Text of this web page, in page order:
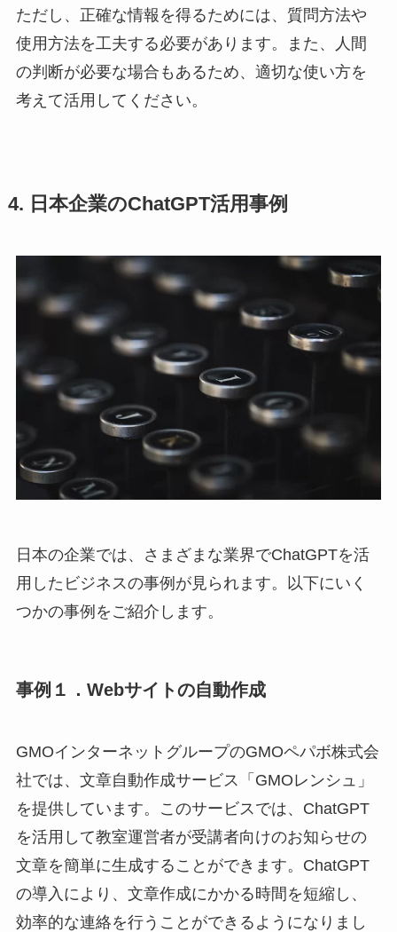
ただし、正確な情報を得るためには、質問方法や
使用方法を工夫する必要があります。また、人間
の判断が必要な場合もあるため、適切な使い方を
考えて活用してください。
4. 日本企業のChatGPT活用事例
日本の企業では、さまざまな業界でChatGPTを活
用したビジネスの事例が見られます。以下にいく
つかの事例をご紹介します。
事例１．Webサイトの自動作成
GMOインターネットグループのGMOペパボ株式会
社では、文章自動作成サービス「GMOレンシュ」
を提供しています。このサービスでは、ChatGPT
を活用して教室運営者が受講者向けのお知らせの
文章を簡単に生成することができます。ChatGPT
の導入により、文章作成にかかる時間を短縮し、
効率的な連絡を行うことができるようになりまし